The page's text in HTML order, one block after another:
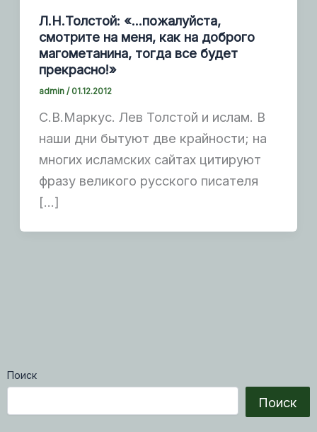
Поиск
Поиск
Л.Н.Толстой: «…пожалуйста,
смотрите на меня, как на доброго
магометанина, тогда все будет
прекрасно!»
admin/ 01.12.2012
С.В.Маркус. Лев Толстой и ислам. В
наши дни бытуют две крайности; на
многих исламских сайтах цитируют
фразу великого русского писателя
[…]